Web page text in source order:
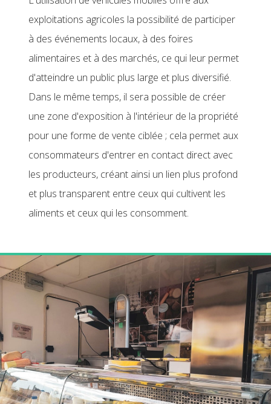
exploitations agricoles la possibilité de participer
à des événements locaux, à des foires
alimentaires et à des marchés, ce qui leur permet
d'atteindre un public plus large et plus diversifié.
Dans le même temps, il sera possible de créer
une zone d'exposition à l'intérieur de la propriété
pour une forme de vente ciblée ; cela permet aux
consommateurs d'entrer en contact direct avec
les producteurs, créant ainsi un lien plus profond
et plus transparent entre ceux qui cultivent les
aliments et ceux qui les consomment.